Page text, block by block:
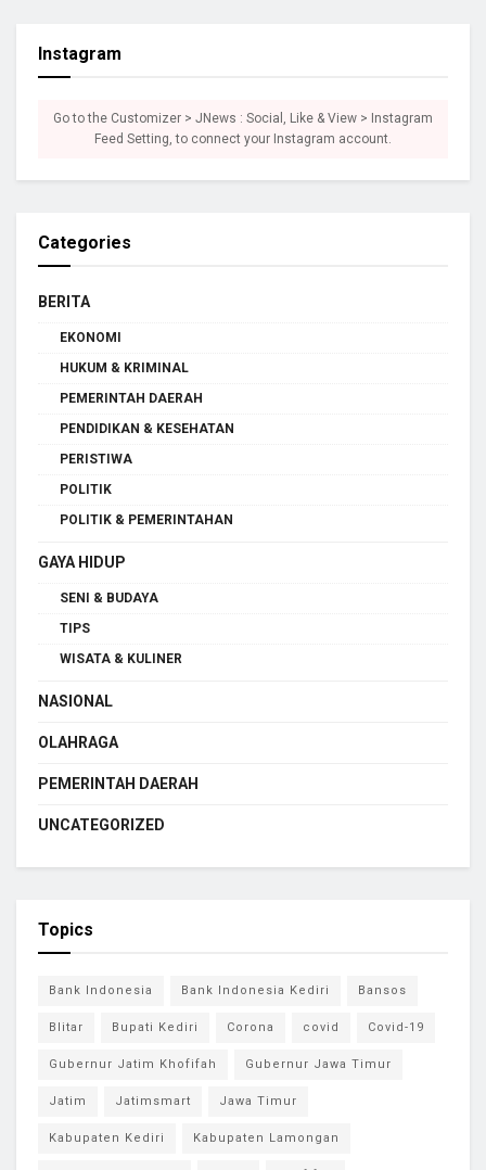
Instagram
Go to the Customizer > JNews : Social, Like & View > Instagram
Feed Setting, to connect your Instagram account.
Categories
BERITA
EKONOMI
HUKUM & KRIMINAL
PEMERINTAH DAERAH
PENDIDIKAN & KESEHATAN
PERISTIWA
POLITIK
POLITIK & PEMERINTAHAN
GAYA HIDUP
SENI & BUDAYA
TIPS
WISATA & KULINER
NASIONAL
OLAHRAGA
PEMERINTAH DAERAH
UNCATEGORIZED
Topics
Bank Indonesia Bank Indonesia Kediri Bansos
Blitar Bupati Kediri Corona covid Covid-19
Gubernur Jatim Khofifah Gubernur Jawa Timur
Jatim Jatimsmart Jawa Timur
Kabupaten Kediri Kabupaten Lamongan